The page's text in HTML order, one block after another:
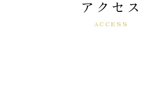
アクセス
ACCESS